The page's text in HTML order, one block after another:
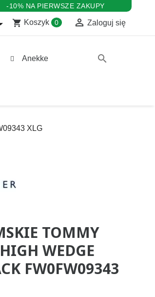
-10% NA PIERWSZE ZAKUPY
shopping_cart Koszyk 0  Zaloguj się
Anekke search
XLG
TOMMY
WEDGE
FW0FW09343